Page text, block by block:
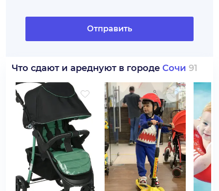
Отправить
Что сдают и ареднуют в городе Сочи 91